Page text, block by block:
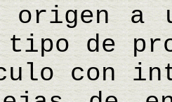
origen a
de
con